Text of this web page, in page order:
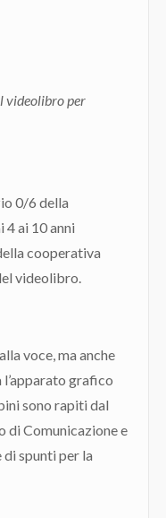
videolibro per
0/6 della
ai 10 anni
cooperativa
videolibro.
voce, ma anche
grafico
sono rapiti dal
di Comunicazione e
spunti per la